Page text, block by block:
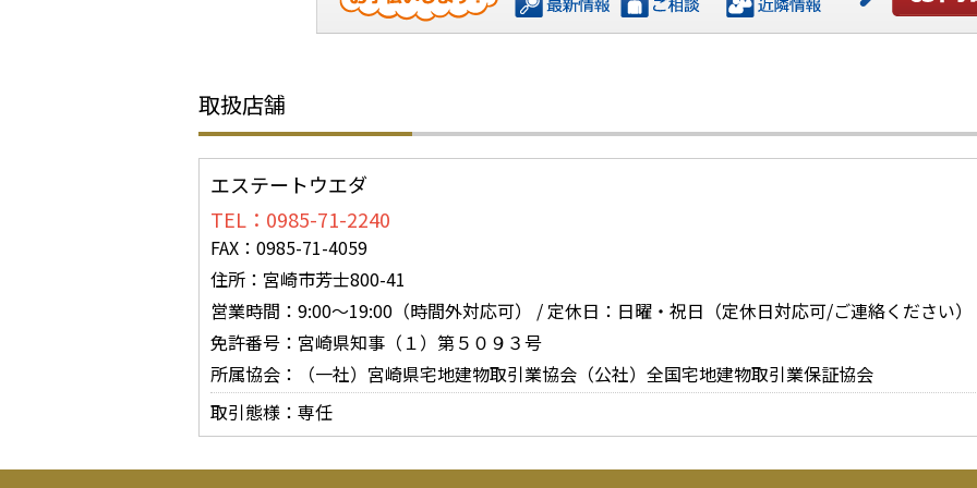
お問い合
取扱店舗
エステートウエダ
TEL：0985-71-2240
FAX：0985-71-4059
住所：宮崎市芳士800-41
営業時間：9:00～19:00（時間外対応可） / 定休日：日曜・祝日（定休日対応可/ご連絡ください）
免許番号：宮崎県知事（１）第５０９３号
所属協会：（一社）宮崎県宅地建物取引業協会（公社）全国宅地建物取引業保証協会
取引態様：専任